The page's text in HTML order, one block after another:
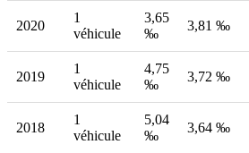
2020
1
véhicule
3,65
‰
3,81 ‰
2019
1
véhicule
4,75
‰
3,72 ‰
2018
1
véhicule
5,04
‰
3,64 ‰